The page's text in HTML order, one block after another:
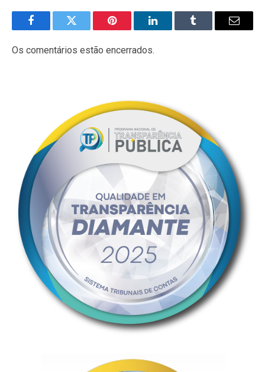
FacebookTwitter Pinterest LinkedInTumblr
E-
Os comentários estão encerrados.